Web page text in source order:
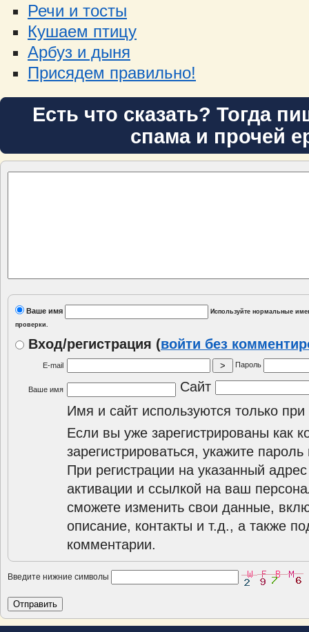
Речи и тосты
Кушаем птицу
Арбуз и дыня
Присядем правильно!
Есть что сказать? Тогда
спама и прочей
Ваше имя
Используйте нормальные
проверки.
Вход/регистрация (войти без
E-mail Пароль
Ваше имя
Сайт
Имя и сайт используются только при
Если вы уже зарегистрированы как
зарегистрироваться, укажите
При регистрации на указанный
активации и ссылкой на ваш
сможете изменить свои данные,
описание, контакты и т.д., а также
комментарии.
Введите нижние символы